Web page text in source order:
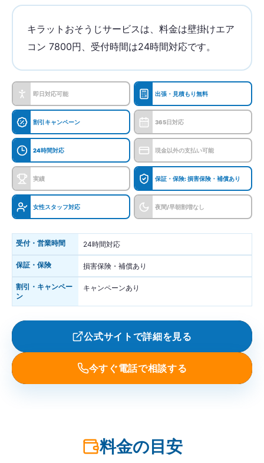
キラットおそうじサービスは、料金は壁掛けエア
コン 7800円、受付時間は24時間対応です。
即日対応可能 出張・見積もり無料
割引キャンペーン 365日対応
24時間対応 現金以外の支払い可能
実績 保証・保険: 損害保険・補償あり
女性スタッフ対応 夜間/早朝割増なし
受付・営業時間 24時間対応
保証・保険 損害保険・補償あり
割引・キャンペー
ン
キャンペーンあり
公式サイトで詳細を見る
今すぐ電話で相談する
料金の目安